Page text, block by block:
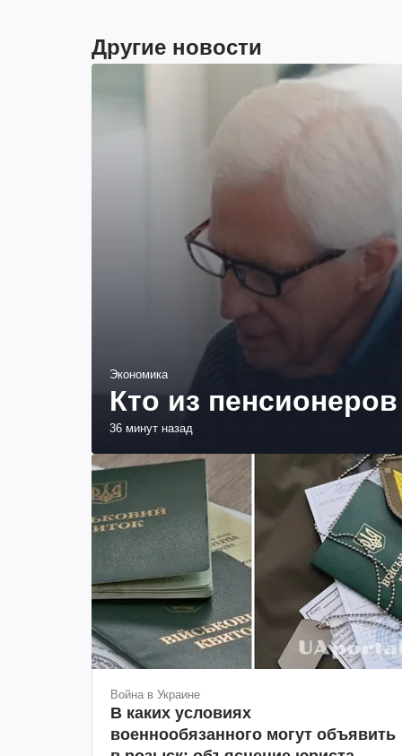
Другие новости
Экономика
Кто из
36 минут назад
Война в Украине
В каких условиях
военнообязанного могут объявить